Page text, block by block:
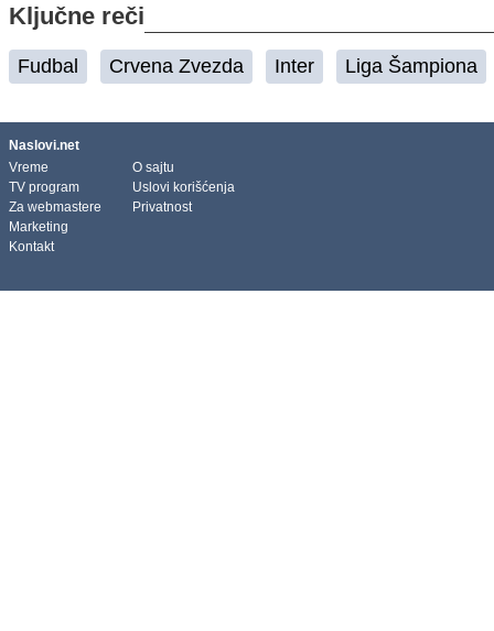
Ključne reči
Fudbal Crvena Zvezda Inter Liga Šampiona
Naslovi.net
Vreme
TV program
Za webmastere
Marketing
Kontakt
O sajtu
Uslovi korišćenja
Privatnost